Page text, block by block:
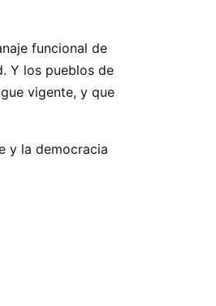
funcional de
Y los pueblos de
vigente, y que
y la democracia